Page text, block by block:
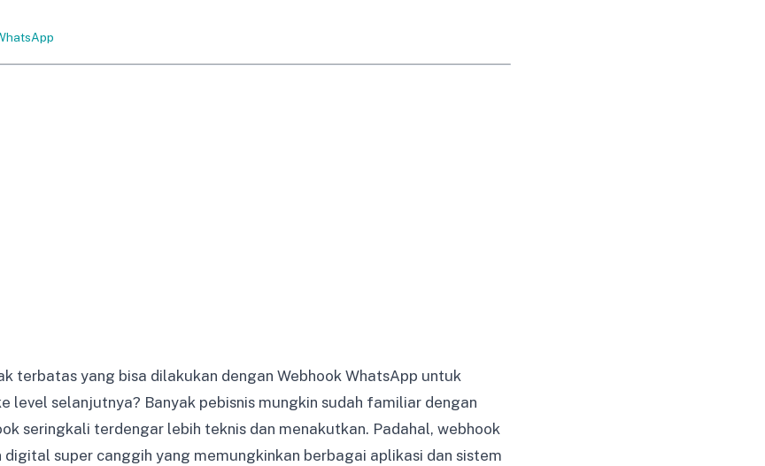
terbatas yang bisa dilakukan dengan Webhook WhatsApp untuk
level selanjutnya? Banyak pebisnis mungkin sudah familiar dengan
seringkali terdengar lebih teknis dan menakutkan. Padahal, webhook
super canggih yang memungkinkan berbagai aplikasi dan sistem